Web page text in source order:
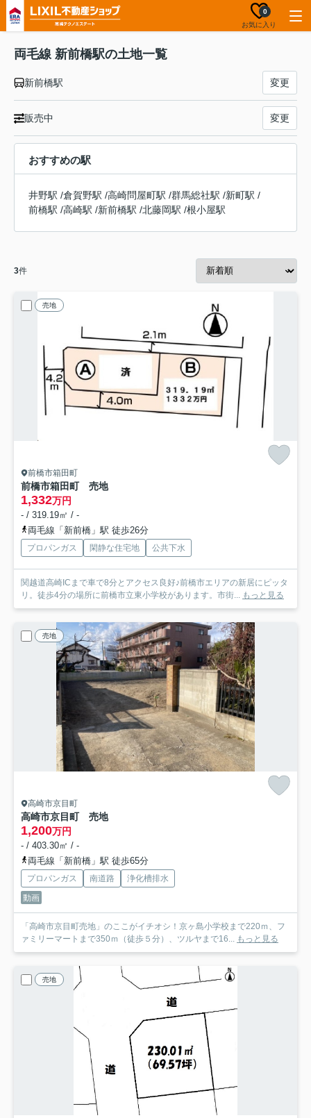
お気に入り
0
両毛線 新前橋駅の土地一覧
新前橋駅 変更
販売中 変更
おすすめの駅
井野駅 /倉賀野駅 /高崎問屋町駅 /群馬総社駅 /新町駅 /
前橋駅 /高崎駅 /新前橋駅 /北藤岡駅 /根小屋駅
3件
売地
前橋市箱田町
前橋市箱田町 売地
1,332万円
- / 319.19㎡ / -
両毛線「新前橋」駅 徒歩26分
プロパンガス 閑静な住宅地 公共下水
関越道高崎ICまで車で8分とアクセス良好♪前橋市エリアの新居にピッタ
リ。徒歩4分の場所に前橋市立東小学校があります。市街... もっと見る
売地
高崎市京目町
高崎市京目町 売地
1,200万円
- / 403.30㎡ / -
両毛線「新前橋」駅 徒歩65分
プロパンガス 南道路
浄化槽排水
動画
「高崎市京目町売地」のここがイチオシ！京ヶ島小学校まで220ｍ、フ
ァミリーマートまで350ｍ（徒歩５分）、ツルヤまで16... もっと見る
売地